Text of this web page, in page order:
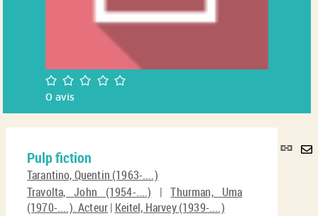
/5
0avis
Lien
Pulp fiction
Tarantino, Quentin (1963-....)
Travolta, John (1954-....) |Thurman, Uma
(1970-....). Acteur| Keitel, Harvey (1939-....)